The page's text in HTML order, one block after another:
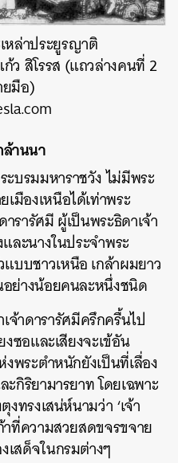
หล่าประยูรญาติ
ว สิโรรส (แถวล่างคนที่ 2
มือ)
านนา
บรมมหาราชวัง ไม่มีพระ
มืองเหนือได้เท่าพระ
รารัศมี ผู้เป็นพระธิดาเจ้า
ละนางในประจำพระ
บชาวเหนือ เกล้าผมยาว
ย่างน้อยคนละหนึ่งชนิด
จ้าดารารัศมีครึกครื้นไป
ซอและเสียงจะเข้อัน
งพระตำหนักยังเป็นที่เลื่อง
กิริยามารยาท โดยเฉพาะ
ทรงเสน่ห์นามว่า ‘เจ้า
ที่ความสวยสดขจรขจาย
สด็จในกรมต่างๆ